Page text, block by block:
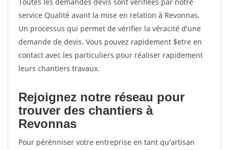
service Qualité avant la mise en relation à Revonnas.
Un processus qui permet de vérifier la véracité d'une
demande de devis. Vous pouvez rapidement $etre en
contact avec les particuliers pour réaliser rapidement
leurs chantiers travaux.
Rejoignez notre réseau pour
trouver des chantiers à
Revonnas
Pour pérénniser votre entreprise en tant qu'artisan